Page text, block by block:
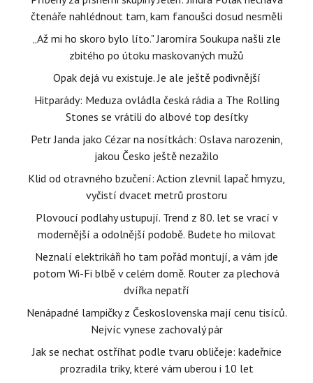
čtenáře nahlédnout tam, kam fanoušci dosud nesměli
„Až mi ho skoro bylo líto." Jaromíra Soukupa našli zle
zbitého po útoku maskovaných mužů
Opak dejá vu existuje. Je ale ještě podivnější
Hitparády: Meduza ovládla česká rádia a The Rolling
Stones se vrátili do albové top desítky
Petr Janda jako Cézar na nosítkách: Oslava narozenin,
jakou Česko ještě nezažilo
Klid od otravného bzučení: Action zlevnil lapač hmyzu,
vyčistí dvacet metrů prostoru
Plovoucí podlahy ustupují. Trend z 80. let se vrací v
modernější a odolnější podobě. Budete ho milovat
Neznalí elektrikáři ho tam pořád montují, a vám jde
potom Wi-Fi blbě v celém domě. Router za plechová
dvířka nepatří
Nenápadné lampičky z Československa mají cenu tisíců.
Nejvíc vynese zachovalý pár
Jak se nechat ostříhat podle tvaru obličeje: kadeřnice
prozradila triky, které vám uberou i 10 let